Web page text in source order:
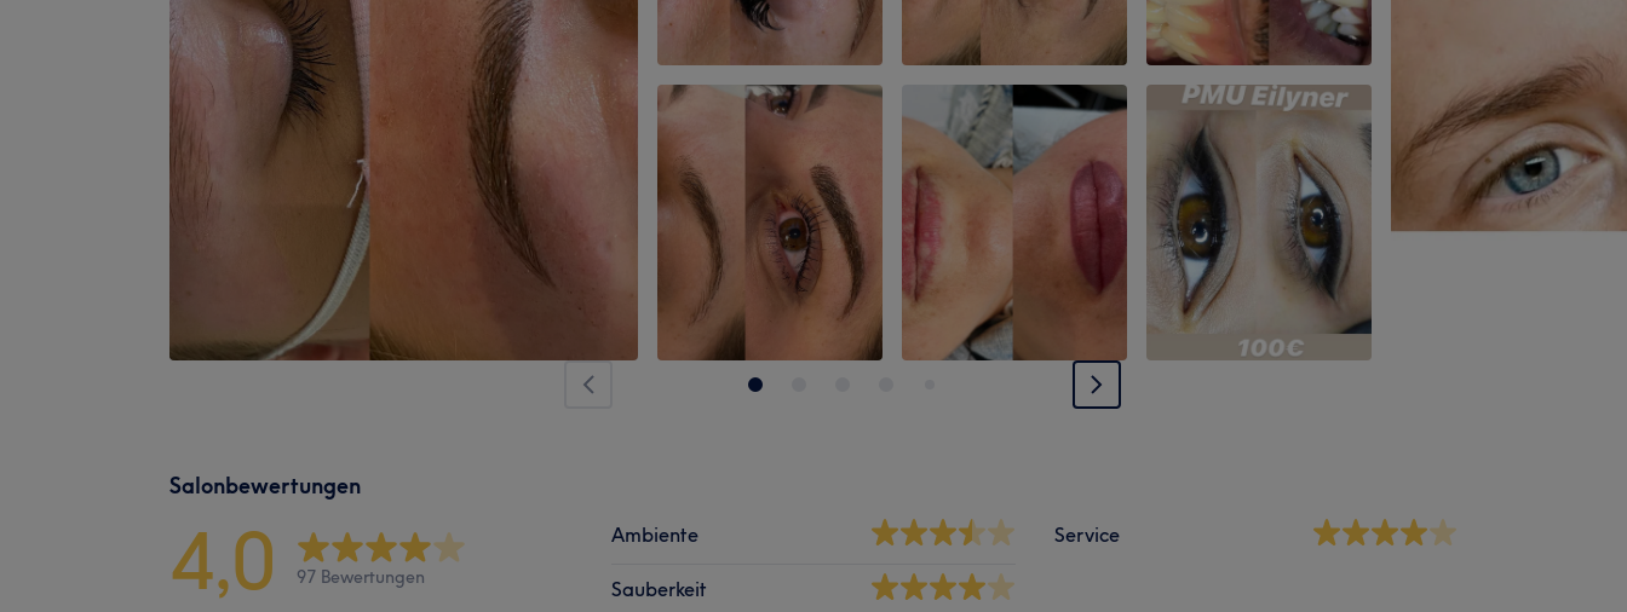
Salonbewertungen
4,0 97 Bewertungen
Ambiente
Sauberkeit
Service